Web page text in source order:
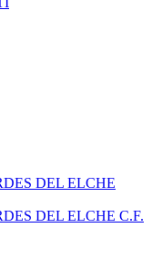
DEL ELCHE
DEL ELCHE C.F.